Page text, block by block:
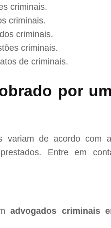
criminais.
criminais.
criminais.
criminais.
de criminais.
por
variam de acordo com
Entre em
advogados criminais